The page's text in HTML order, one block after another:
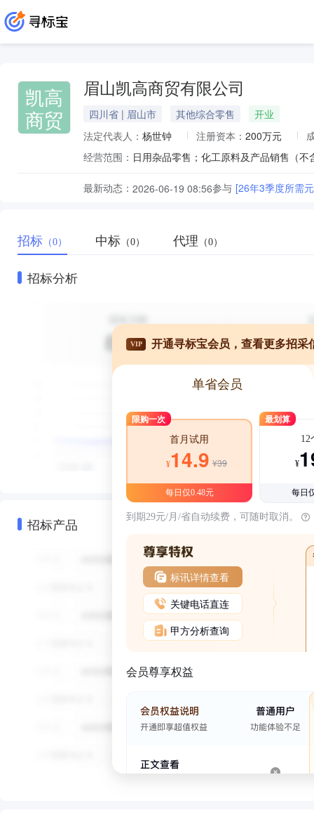
凯高
商贸
眉山凯高商贸有限公司
四川省 | 眉山市 其他综合零售
开业
法定代表人： 杨世钟 注册资本： 200万元
经营范围：
最新动态： 2026-06-19 08:56参与 [26年3季度所需
招标 （0） 中标 （0） 代理 （0）
招标分析
招标产品
VIP 开通寻标宝会员，查看更多招采
单省会员
限购一次
首月试用
¥14.9 ¥39
每日仅0.48元
最划算
12
¥
每日
到期29元/月/省自动续费，可随时取消。
标讯详情查看
关键电话直连
甲方分析查询
会员尊享权益